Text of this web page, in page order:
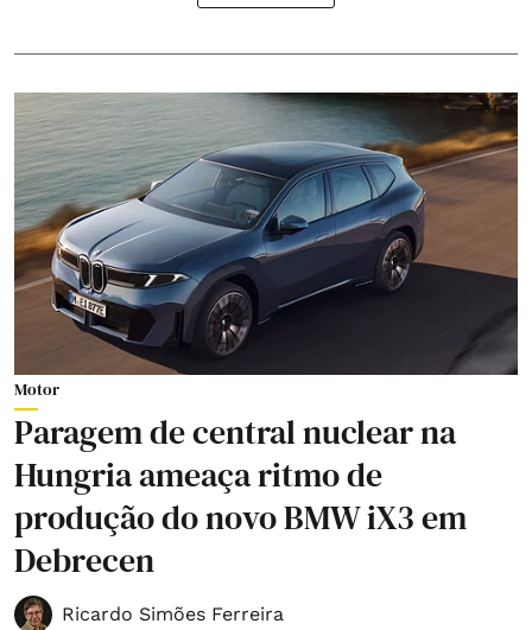
Motor
Paragem de central nuclear na
Hungria ameaça ritmo de
produção do novo BMW iX3 em
Debrecen
Ricardo Simões Ferreira